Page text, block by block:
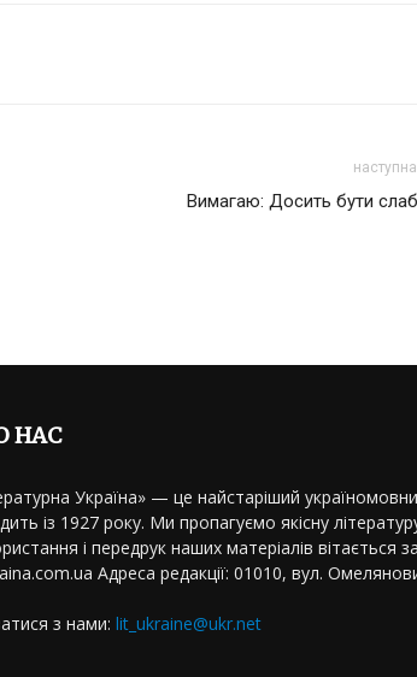
Вимагаю: Досить бути
НАС
Україна» — це найстаріший
із 1927 року. Ми пропагуємо якісну
і передрук наших матеріалів вітається
Адреса редакції: 01010, вул.
з нами: lit_ukraine@ukr.net